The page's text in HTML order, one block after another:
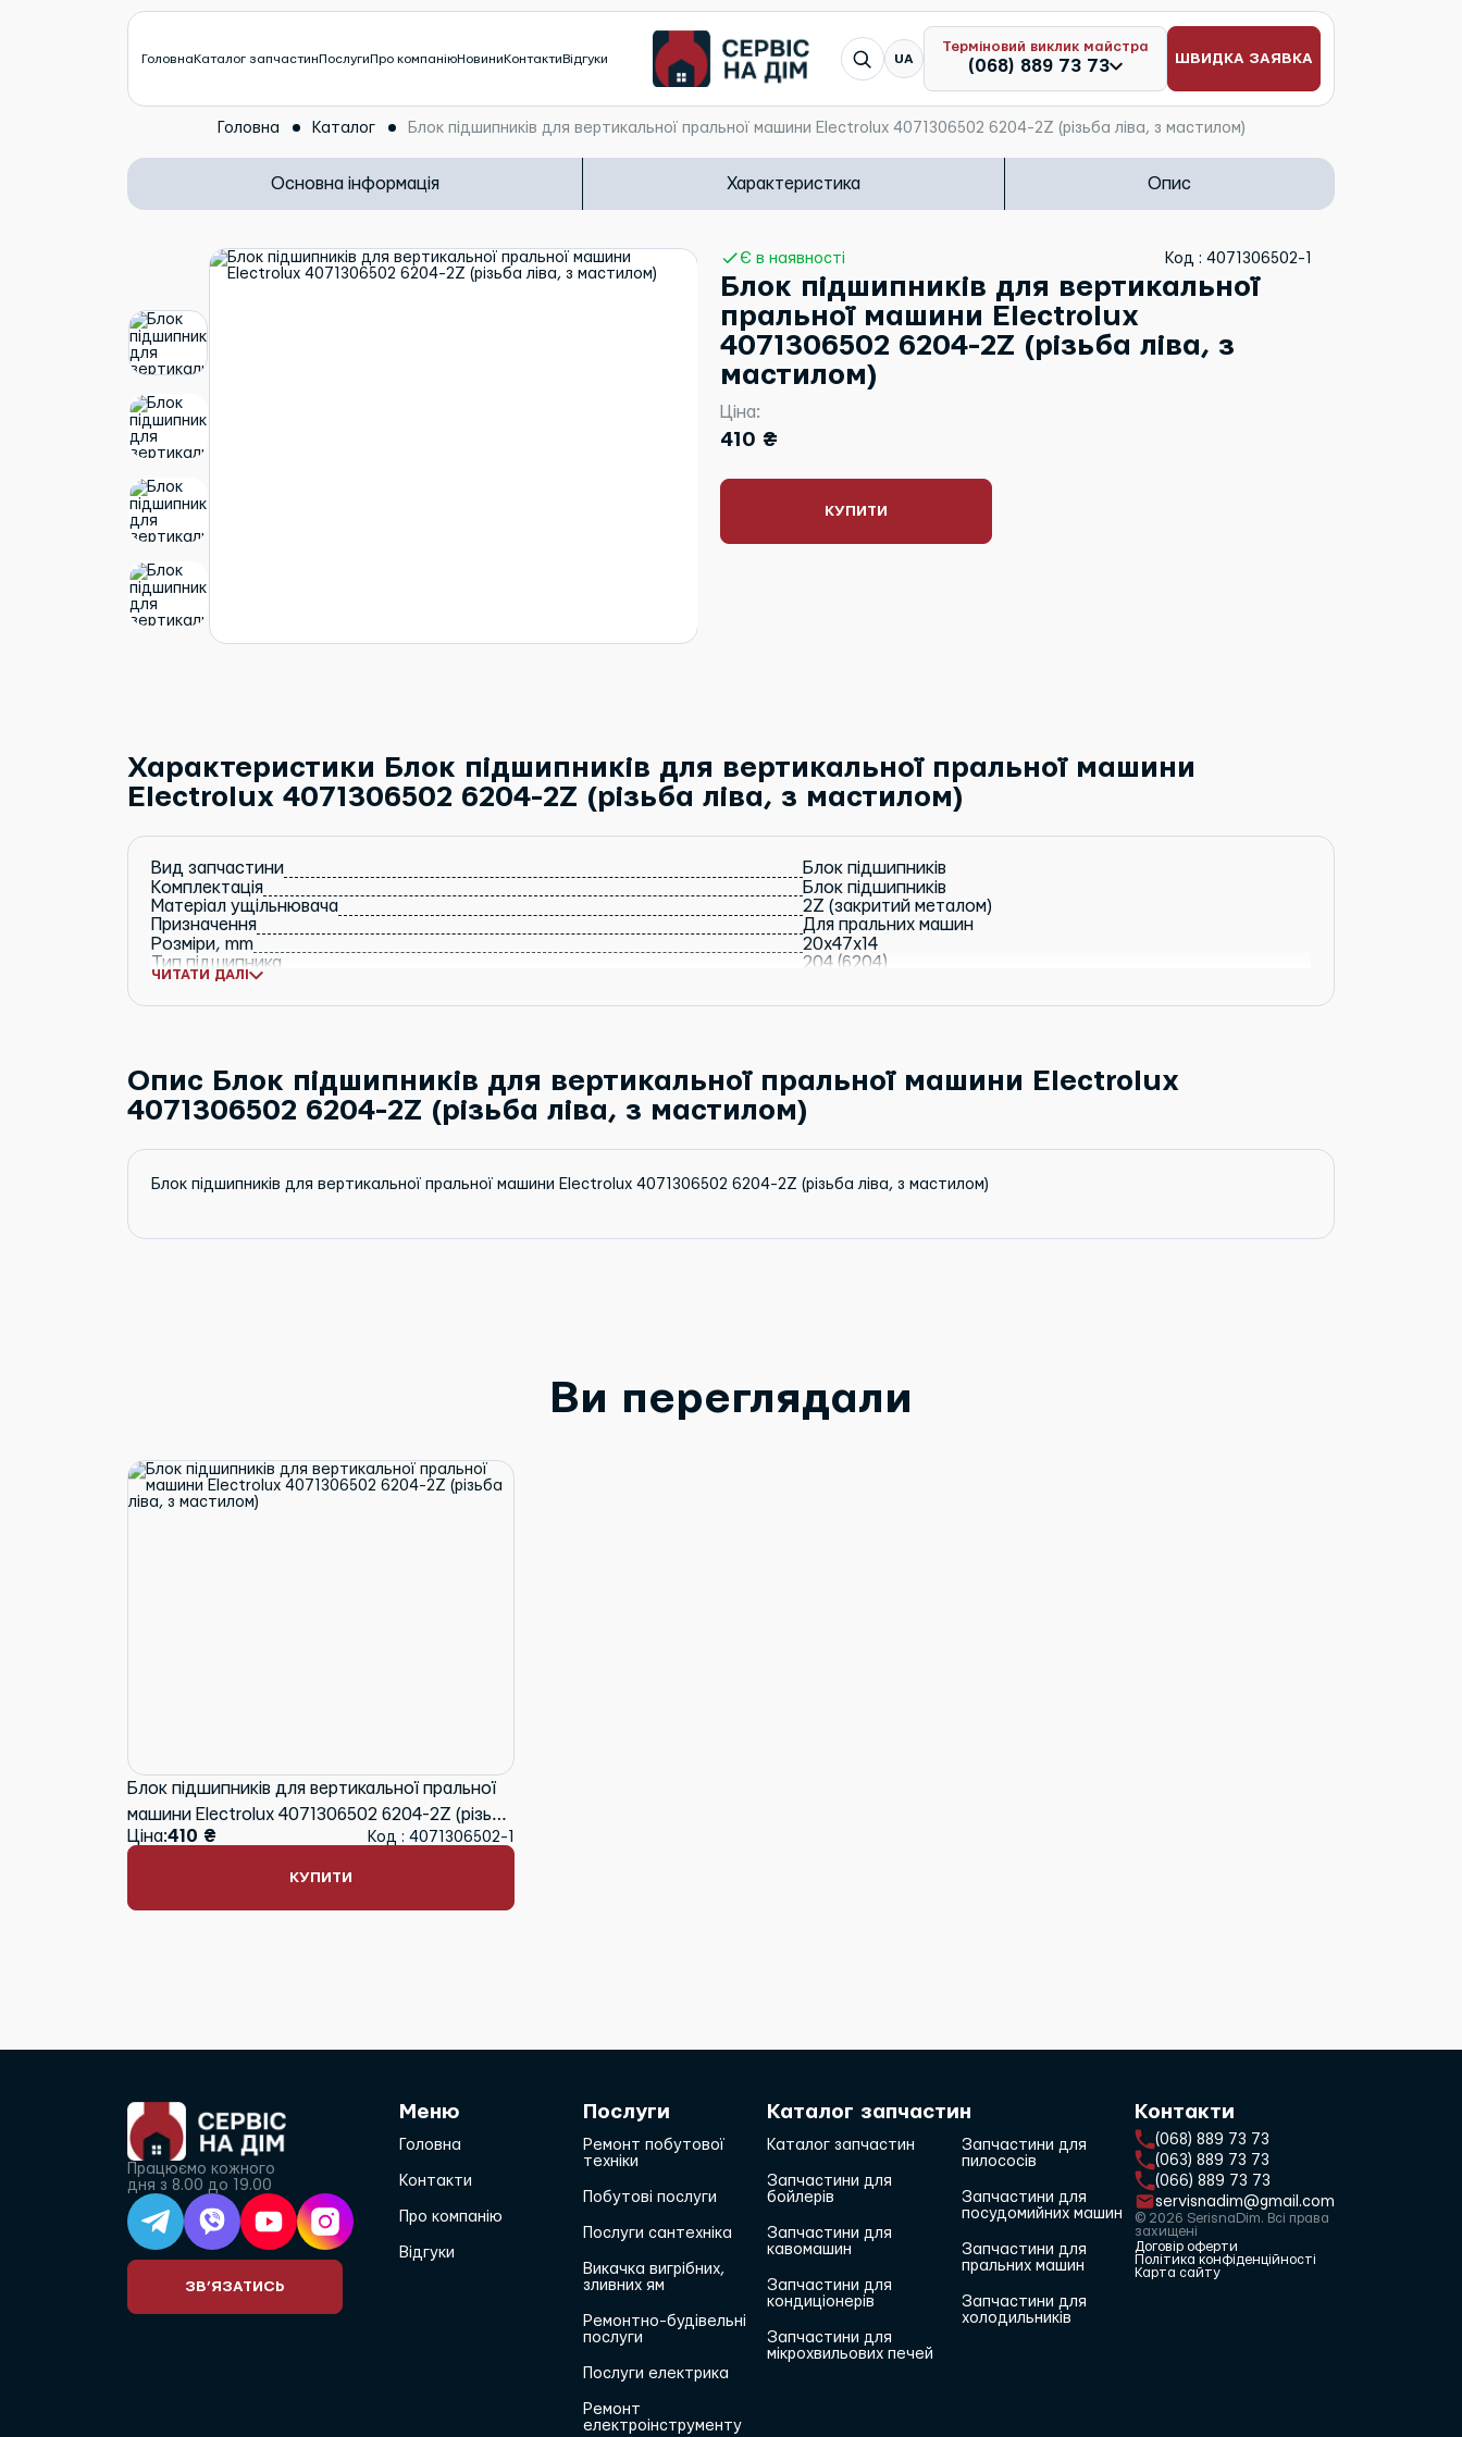
ГоловнаКаталог запчастинПослугиПро компаніюНовиниКонтактиВідгуки Я шукаю...
UA
Терміновий виклик майстра
(068) 889 73 73 ШВИДКА ЗАЯВКА
Головна Каталог Блок підшипників для вертикальної пральної машини Electrolux 4071306502 6204-2Z (різьба ліва, з мастилом)
Основна інформація Характеристика Опис
Є в наявності Код : 4071306502-1
Блок підшипників для вертикальної
пральної машини Electrolux
4071306502 6204-2Z (різьба ліва, з
мастилом)
Ціна:
410 ₴
КУПИТИ
Характеристики Блок підшипників для вертикальної пральної машини
Electrolux 4071306502 6204-2Z (різьба ліва, з мастилом)
Вид запчастини
Блок підшипників
Комплектація
Блок підшипників
Матеріал ущільнювача
2Z (закритий металом)
Призначення
Для пральних машин
Розміри, mm
20x47x14
Тип підшипника
204 (6204)
ЧИТАТИ ДАЛІ
Опис Блок підшипників для вертикальної пральної машини Electrolux
4071306502 6204-2Z (різьба ліва, з мастилом)
Блок підшипників для вертикальної пральної машини Electrolux 4071306502 6204-2Z (різьба ліва, з мастилом)
Ви переглядали
Блок підшипників для вертикальної пральної
машини Electrolux 4071306502 6204-2Z (різьба
ліва, з мастилом)
Ціна:410 ₴ Код : 4071306502-1
КУПИТИ
Працюємо кожного
дня з 8.00 до 19.00
ЗВ’ЯЗАТИСЬ
Меню
Головна
Контакти
Про компанію
Відгуки
Послуги
Ремонт побутової
техніки
Побутові послуги
Послуги сантехніка
Викачка вигрібних,
зливних ям
Ремонтно-будівельні
послуги
Послуги електрика
Ремонт
електроінструменту
Каталог запчастин
Каталог запчастин
Запчастини для
бойлерів
Запчастини для
кавомашин
Запчастини для
кондиціонерів
Запчастини для
мікрохвильових печей
Запчастини для
пилососів
Запчастини для
посудомийних машин
Запчастини для
пральних машин
Запчастини для
холодильників
Контакти
(068) 889 73 73
(063) 889 73 73
(066) 889 73 73
servisnadim@gmail.com
© 2026 SerisnaDim. Всі права
захищені
Договір оферти
Політика конфіденційності
Карта сайту